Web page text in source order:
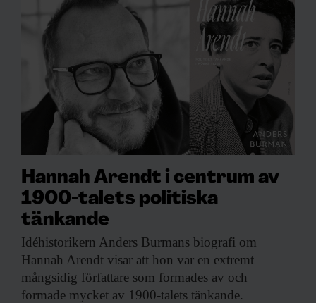
Hannah Arendt i centrum av
1900-talets politiska
tänkande
Idéhistorikern Anders Burmans biografi om
Hannah Arendt visar att hon var en extremt
mångsidig författare som formades av och
formade mycket av 1900-talets tänkande.